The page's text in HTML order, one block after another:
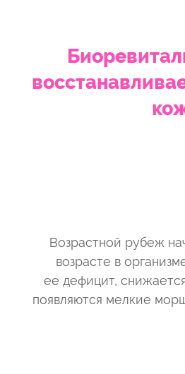
Возрастной рубеж
возрасте в
ее дефицит,
появляются мелкие